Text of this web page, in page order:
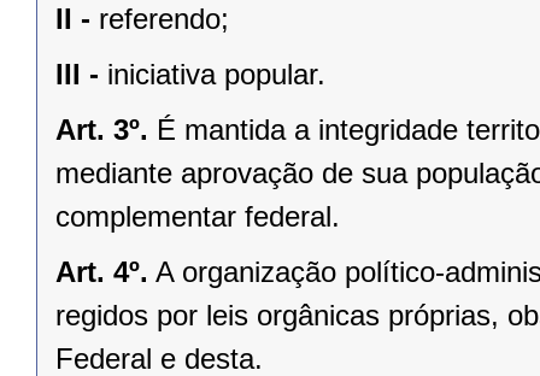
II - referendo;
III - iniciativa popular.
Art. 3º. É mantida a integridade
mediante aprovação de sua
complementar federal.
Art. 4º. A organização político-
regidos por leis orgânicas próprias,
Federal e desta.